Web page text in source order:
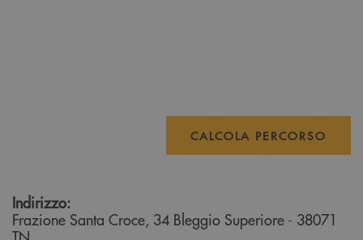
CALCOLA PERCORSO
Indirizzo:
Frazione Santa Croce, 34 Bleggio Superiore - 38071